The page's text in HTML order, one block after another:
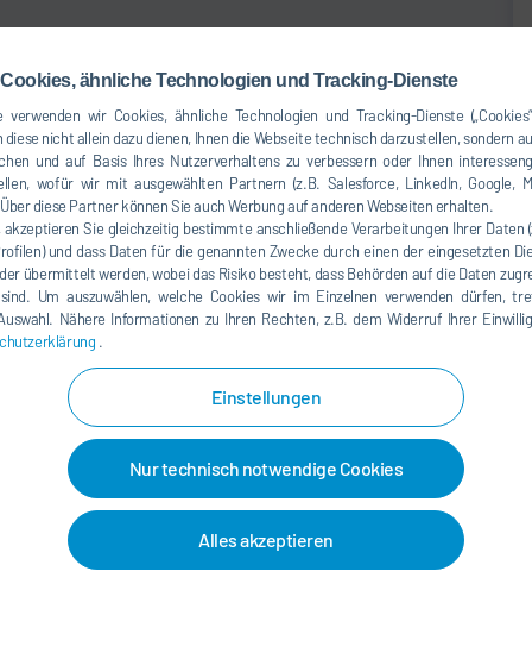
ähnliche Technologien und Tracking-Dienste
wir Cookies, ähnliche Technologien und Tracking-Dienste
diese nicht allein dazu dienen, Ihnen die Webseite technisch darzustellen, sondern
und auf Basis Ihres Nutzerverhaltens zu verbessern oder Ihnen
wofür wir mit ausgewählten Partnern (z.B. Salesforce, LinkedIn, Google,
diese Partner können Sie auch Werbung auf anderen Webseiten erhalten.
akzeptieren Sie gleichzeitig bestimmte anschließende Verarbeitungen Ihrer Daten
und dass Daten für die genannten Zwecke durch einen der eingesetzten
übermittelt werden, wobei das Risiko besteht, dass Behörden auf die Daten
Um auszuwählen, welche Cookies wir im Einzelnen verwenden dürfen,
Nähere Informationen zu Ihren Rechten, z.B. dem Widerruf Ihrer
.
Einstellungen
Nur technisch notwendige Cookies
Alles akzeptieren
Direktaufladung